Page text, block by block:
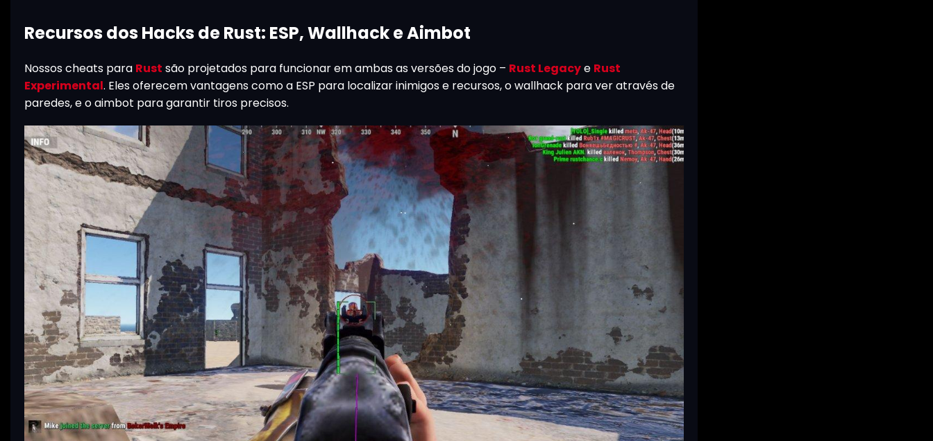
Recursos dos Hacks de Rust: ESP, Wallhack e Aimbot
Nossos cheats para Rust são projetados para funcionar em ambas as versões do jogo – Rust Legacye Rust
Experimental. Eles oferecem vantagens como a ESP para localizar inimigos e recursos, o wallhack para ver através de
paredes, e o aimbot para garantir tiros precisos.